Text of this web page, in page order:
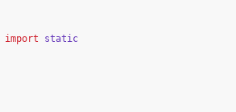
import
static